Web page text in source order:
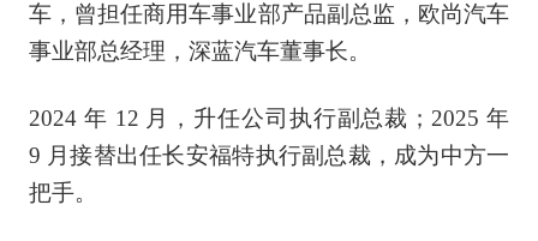
车，曾担任商用车事业部产品副总监，欧尚汽车
事业部总经理，深蓝汽车董事长。
2024 年 12 月，升任公司执行副总裁；2025 年
9 月接替出任长安福特执行副总裁，成为中方一
把手。‌